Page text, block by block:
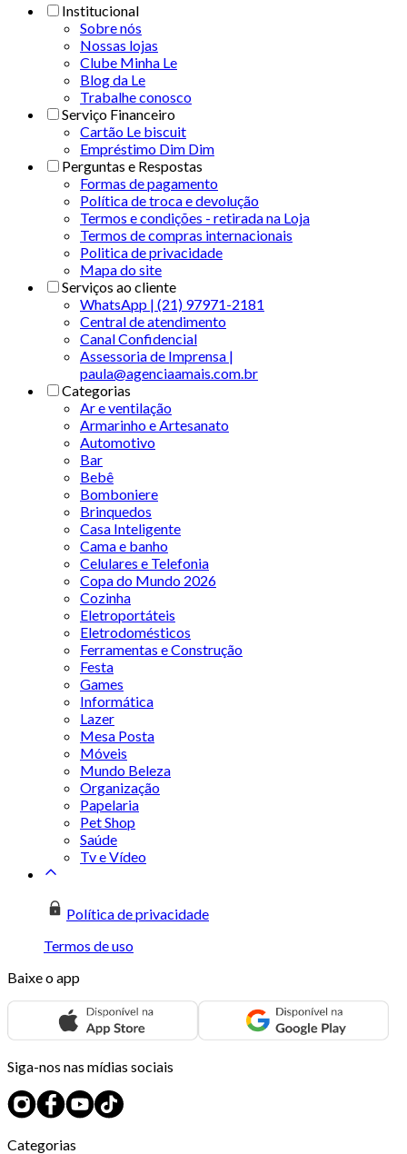
Institucional
Sobre nós
Nossas lojas
Clube Minha Le
Blog da Le
Trabalhe conosco
Serviço Financeiro
Cartão Le biscuit
Empréstimo Dim Dim
Perguntas e Respostas
Formas de pagamento
Política de troca e devolução
Termos e condições - retirada na Loja
Termos de compras internacionais
Politica de privacidade
Mapa do site
Serviços ao cliente
WhatsApp | (21) 97971-2181
Central de atendimento
Canal Confidencial
Assessoria de Imprensa |
paula@agenciaamais.com.br
Categorias
Ar e ventilação
Armarinho e Artesanato
Automotivo
Bar
Bebê
Bomboniere
Brinquedos
Casa Inteligente
Cama e banho
Celulares e Telefonia
Copa do Mundo 2026
Cozinha
Eletroportáteis
Eletrodomésticos
Ferramentas e Construção
Festa
Games
Informática
Lazer
Mesa Posta
Móveis
Mundo Beleza
Organização
Papelaria
Pet Shop
Saúde
Tv e Vídeo
Política de privacidade
Termos de uso
Baixe o app
Siga-nos nas mídias sociais
Categorias